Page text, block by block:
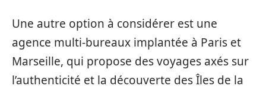
Une autre option à considérer est une
agence multi-bureaux implantée à Paris et
Marseille, qui propose des voyages axés sur
l’authenticité et la découverte des Îles de la